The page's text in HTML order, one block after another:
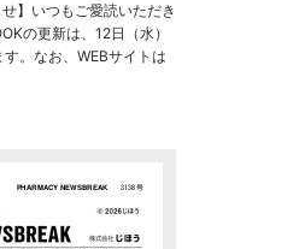
】いつもご愛読いただき
の更新は、12日（水）
。なお、WEBサイトは